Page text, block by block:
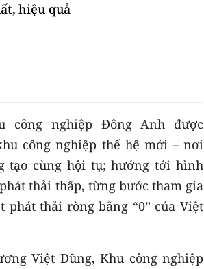
hiệu quả
công nghiệp Đông Anh được
công nghiệp thế hệ mới – nơi
tạo cùng hội tụ; hướng tới hình
thải thấp, từng bước tham gia
thải ròng bằng “0” của Việt
Việt Dũng, Khu công nghiệp